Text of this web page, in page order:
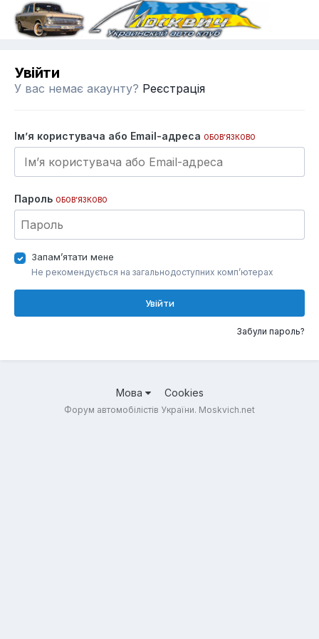
Увійти
У вас немає акаунту? Реєстрація
Ім’я користувача або Email-адреса ОБОВ’ЯЗКОВО
Пароль ОБОВ’ЯЗКОВО
Запам’ятати мене
Не рекомендується на загальнодоступних комп’ютерах
Увійти
Забули пароль?
Мова Cookies
Форум автомобілістів України. Moskvich.net